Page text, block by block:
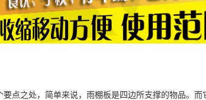
点之处，简单来说，雨棚板是四边所支撑的物品。